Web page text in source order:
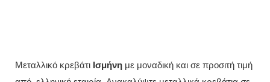
Μεταλλικό κρεβάτι Iσμήνη με μοναδική και σε προσιτή τιμή